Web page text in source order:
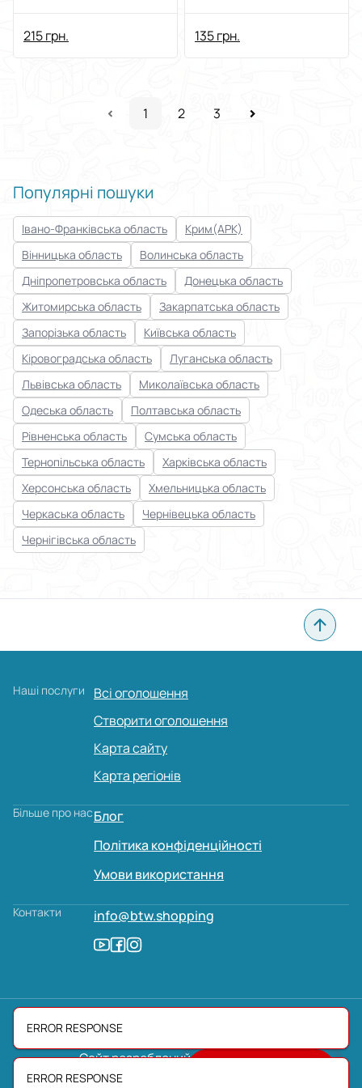
СТВОРИТИ
215 грн. 135 грн.
1 2 3
Популярні пошуки
Івано-Франківська область
Крим(АРК)
Вінницька область
Волинська область
Дніпропетровська область
Донецька область
Житомирська область
Закарпатська область
Запорізька область
Київська область
Кіровоградська область
Луганська область
Львівська область
Миколаївська область
Одеська область
Полтавська область
Рівненська область
Сумська область
Тернопільська область
Харківська область
Херсонська область
Хмельницька область
Черкаська область
Чернівецька область
Чернігівська область
Наші послуги
Всі оголошення
Створити оголошення
Карта сайту
Карта регіонів
Більше про насБлог
Політика конфіденційності
Умови використання
Контакти info@btw.shopping
Сайт розроблений: AVADA MEDIA
ERROR RESPONSE
ERROR RESPONSE